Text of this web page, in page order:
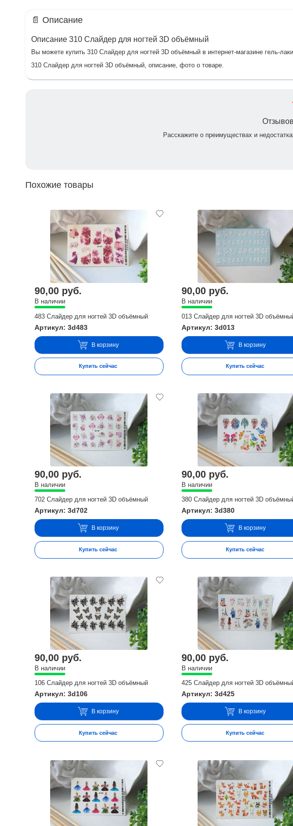
📄 Описание
Описание 310 Слайдер для ногтей 3D объёмный
Вы можете купить 310 Слайдер для ногтей 3D объёмный в интернет-магазине гель-
310 Слайдер для ногтей 3D объёмный, описание, фото о товаре.
Расскажите о преимуществах и
Похожие товары
90,00 руб.
В наличии
483 Слайдер для ногтей 3D объёмный
Артикул: 3d483
В корзину
Купить сейчас
90,00 руб.
В наличии
013 Слайдер для ногтей 3D
Артикул: 3d013
В корзину
Купить сейчас
90,00 руб.
В наличии
702 Слайдер для ногтей 3D объёмный
Артикул: 3d702
В корзину
Купить сейчас
90,00 руб.
В наличии
380 Слайдер для ногтей 3D
Артикул: 3d380
В корзину
Купить сейчас
90,00 руб.
В наличии
106 Слайдер для ногтей 3D объёмный
Артикул: 3d106
В корзину
Купить сейчас
90,00 руб.
В наличии
425 Слайдер для ногтей 3D
Артикул: 3d425
В корзину
Купить сейчас